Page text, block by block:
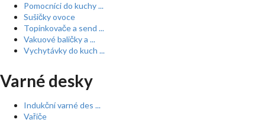
Pomocníci do kuchy ...
Sušičky ovoce
Topinkovače a send ...
Vakuové baličky a ...
Vychytávky do kuch ...
Varné desky
Indukční varné des ...
Vařiče